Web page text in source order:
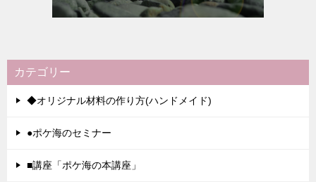
カテゴリー
◆オリジナル材料の作り方(ハンドメイド)
●ポケ海のセミナー
■講座「ポケ海の本講座」